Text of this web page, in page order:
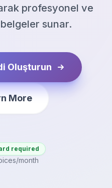
profesyonel ve
sunar.
Oluşturun
More
required
month